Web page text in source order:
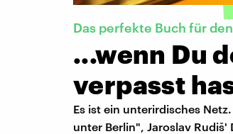
Das perfekte Buch für
...wenn Du
verpasst
Es ist ein unterirdisches
unter Berlin", Jaroslav